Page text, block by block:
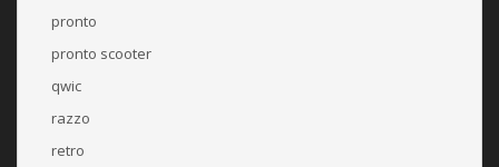
pronto
pronto scooter
qwic
razzo
retro